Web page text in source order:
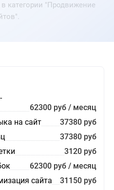
категории "Продвижение
62300 руб / месяц
на сайт
37380 руб
37380 руб
3120 руб
62300 руб / месяц
сайта
31150 руб